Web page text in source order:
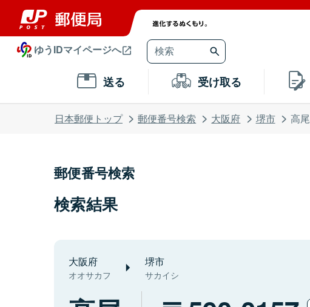
ゆうIDマイページへ
送る 受け取る
日本郵便トップ 郵便番号検索 大阪府 堺市 高尾
郵便番号検索
検索結果
大阪府
オオサカフ
堺市
サカイシ